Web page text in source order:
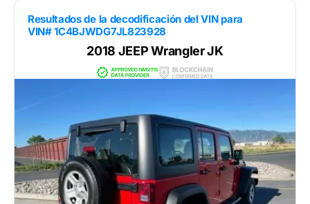
Resultados de la decodificación del VIN para
VIN# 1C4BJWDG7JL823928
2018 JEEP Wrangler JK